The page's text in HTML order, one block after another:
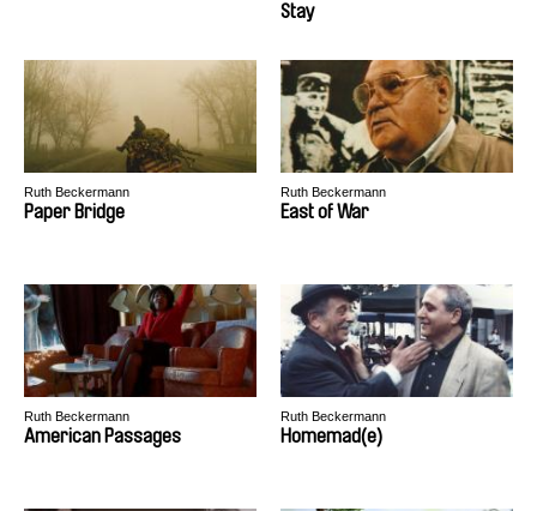
Stay
Ruth Beckermann
Paper Bridge
Ruth Beckermann
East of War
Ruth Beckermann
American Passages
Ruth Beckermann
Homemad(e)